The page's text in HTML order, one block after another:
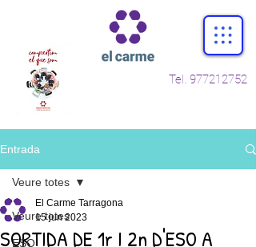
Tel. 977212752
Entrada
Veure totes
ESO
Veure totes
SORTIDA DE 1r I 2n D'ESO A
El Carme Tarragona
15 jun 2023